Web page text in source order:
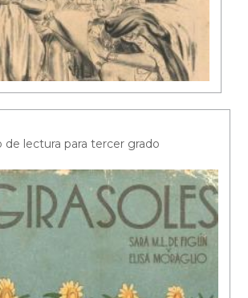
de lectura para tercer grado